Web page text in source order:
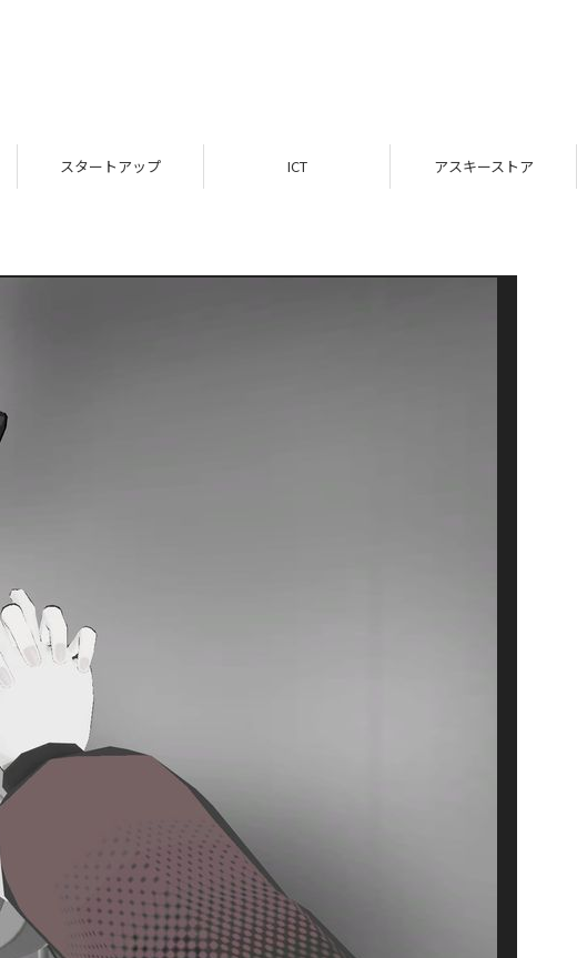
スタートアップ ICT アスキーストア